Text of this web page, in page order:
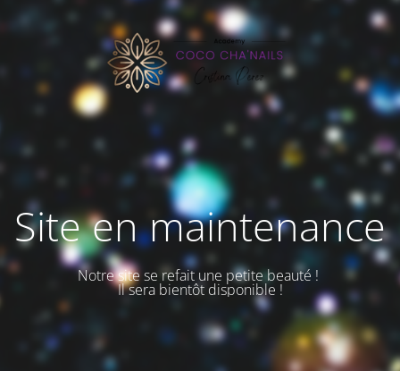
Site en maintenance
Notre site se refait une petite beauté !
Il sera bientôt disponible !